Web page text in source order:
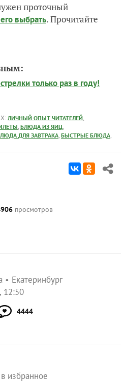
проточный
выбрать. Прочитайте
только раз в году!
ЛИЧНЫЙ ОПЫТ ЧИТАТЕЛЕЙ,
, БЛЮДА ИЗ ЯИЦ,
ДЛЯ ЗАВТРАКА, БЫСТРЫЕ БЛЮДА,
просмотров
Екатеринбург
12:50
4444
избранное